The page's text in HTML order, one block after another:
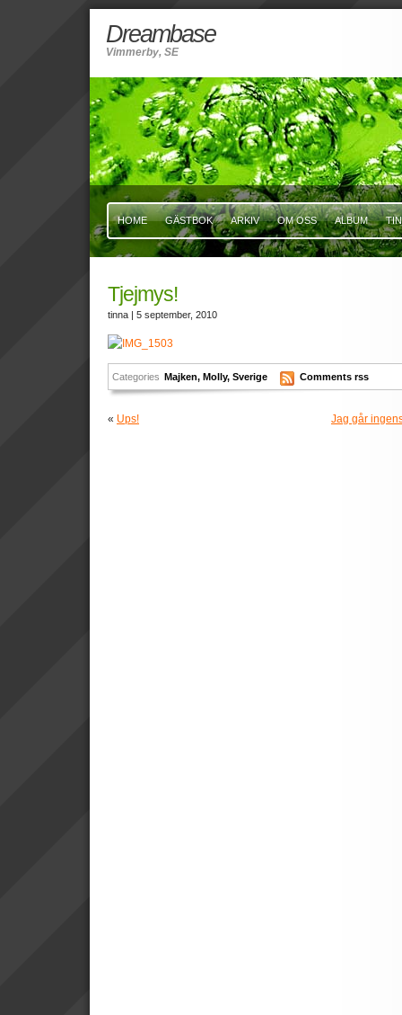
Dreambase
Vimmerby, SE
HOME GÄSTBOK ARKIV OM OSS ALBUM
Tjejmys!
tinna | 5 september, 2010
Categories Majken, Molly,Sverige Comments rss
« Ups! Jag går